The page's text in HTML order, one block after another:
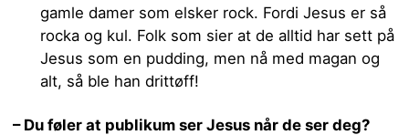
gamle damer som elsker rock. Fordi Jesus er så
rocka og kul. Folk som sier at de alltid har sett på
Jesus som en pudding, men nå med magan og
alt, så ble han drittøff!
– Du føler at publikum ser Jesus når de ser deg?